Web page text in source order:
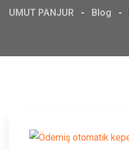
UMUT PANJUR - Blog -